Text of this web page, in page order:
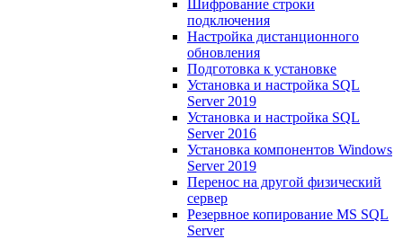
Шифрование строки
подключения
Настройка дистанционного
обновления
Подготовка к установке
Установка и настройка SQL
Server 2019
Установка и настройка SQL
Server 2016
Установка компонентов Windows
Server 2019
Перенос на другой физический
сервер
Резервное копирование MS SQL
Server